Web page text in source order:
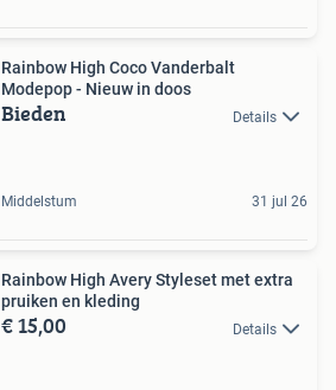
Rainbow High Coco Vanderbalt
Modepop - Nieuw in doos
Bieden Details
Middelstum 31 jul 26
Rainbow High Avery Styleset met extra
pruiken en kleding
€ 15,00 Details